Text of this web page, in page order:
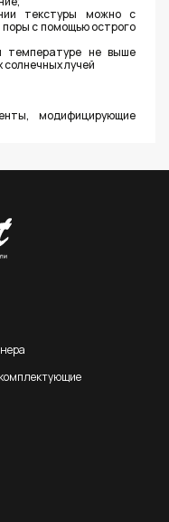
текстуры можно с
с помощью острого
температуре не выше
лучей
модифицирующие